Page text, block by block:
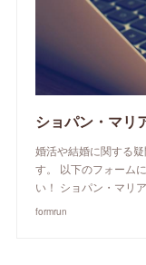
ショパン・マリ
婚活や結婚に関する
す。 以下のフォーム
い！ ショパン・マリ
formrun